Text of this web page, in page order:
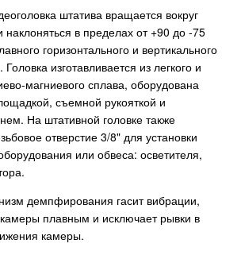
штатива вращается вокруг
наклоняться в пределах от +90 до -75
горизонтального и вертикального
изготавливается из легкого и
магниевого сплава, оборудована
съемной рукояткой и
На штативной головке также
отверстие 3/8" для установки
или обвеса: осветителя,
демпфирования гасит вибрации,
плавным и исключает рывки в
камеры.